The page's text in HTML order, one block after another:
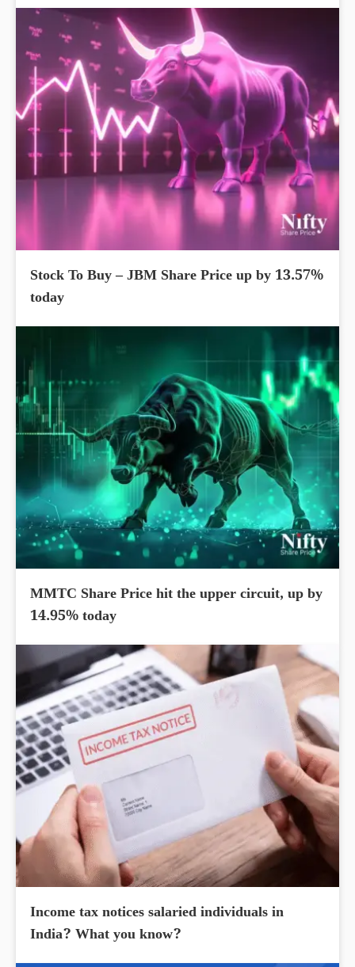
Stock To Buy – JBM Share Price up by 13.57%
today
MMTC Share Price hit the upper circuit, up by
14.95% today
Income tax notices salaried individuals in
India? What you know?